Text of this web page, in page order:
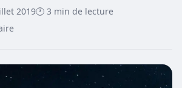
2019🕐 3 min de lecture